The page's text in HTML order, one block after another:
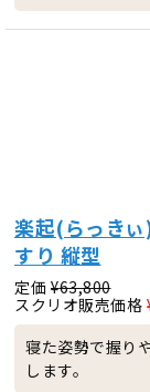
楽起(らっき
すり 縦型
定価 ¥63,800
スクリオ販売価格
寝た姿勢で握り
します。